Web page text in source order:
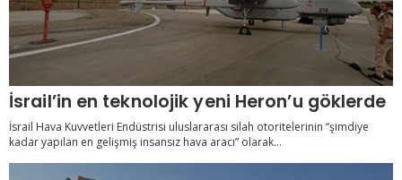
İsrail’in en teknolojik yeni Heron’u göklerde
İsrail Hava Kuvvetleri Endüstrisi uluslararası silah otoritelerinin “şimdiye
kadar yapılan en gelişmiş insansız hava aracı” olarak...